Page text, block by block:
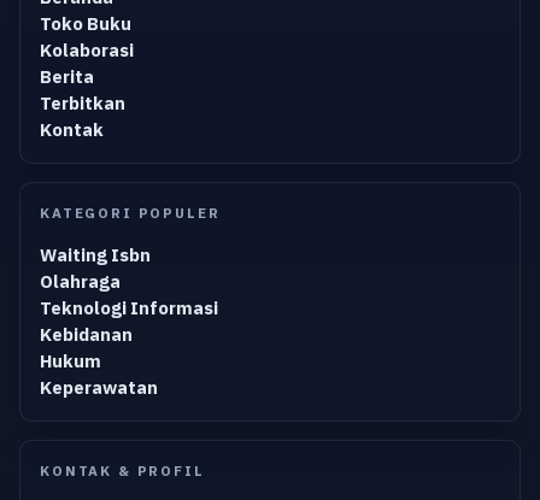
Toko Buku
Kolaborasi
Berita
Terbitkan
Kontak
KATEGORI POPULER
Waiting Isbn
Olahraga
Teknologi Informasi
Kebidanan
Hukum
Keperawatan
KONTAK & PROFIL